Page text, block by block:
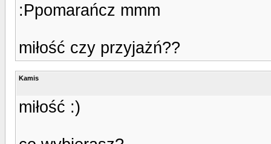
:Ppomarańcz mmm
miłość czy przyjażń??
Kamis
miłość :)